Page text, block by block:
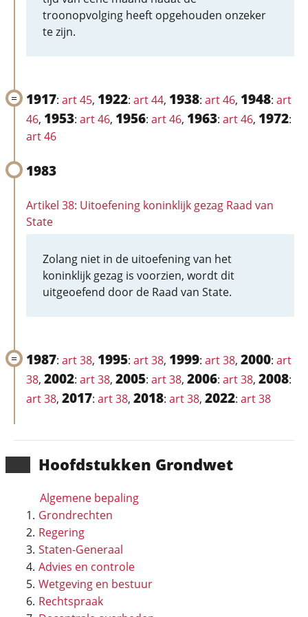
Hoofd­stukken Grondwet
Algemene bepaling
Grondrechten
Regering
Staten-Generaal
Advies en controle
Wetgeving en bestuur
Rechtspraak
troonopvolging heeft opgehouden onzeker
te zijn.
1917: art 45, 1922: art 44, 1938: art 46, 1948: art
46, 1953: art 46, 1956: art 46, 1963: art 46, 1972:
art 46
1983
Artikel 38: Uitoefening koninklijk gezag Raad van
State
Zolang niet in de uitoefening van het
koninklijk gezag is voorzien, wordt dit
uitgeoefend door de Raad van State.
1987: art 38, 1995: art 38, 1999: art 38, 2000: art
38, 2002: art 38, 2005: art 38, 2006: art 38, 2008:
art 38, 2017: art 38, 2018: art 38, 2022: art 38